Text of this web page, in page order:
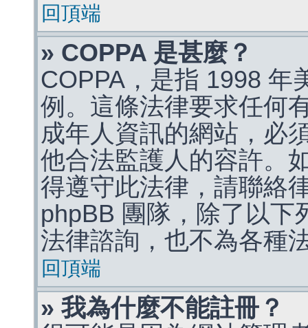
回頂端
» COPPA 是甚麼？
COPPA，是指 1998 年
例。這條法律要求任何
成年人資訊的網站，必
他合法監護人的容許。
得遵守此法律，請聯絡
phpBB 團隊，除了以下
法律諮詢，也不為各種
回頂端
» 我為什麼不能註冊？